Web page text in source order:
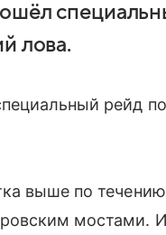
лова.
рейд
выше по
мостами.